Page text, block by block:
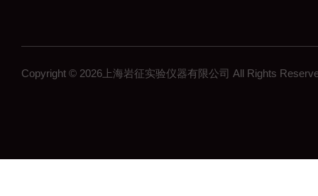
Copyright © 2026上海岩征实验仪器有限公司 All Rights